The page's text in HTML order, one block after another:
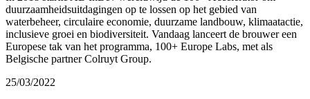
duurzaamheidsuitdagingen op te lossen op het gebied van
waterbeheer, circulaire economie, duurzame landbouw, klimaatactie,
inclusieve groei en biodiversiteit. Vandaag lanceert de brouwer een
Europese tak van het programma, 100+ Europe Labs, met als
Belgische partner Colruyt Group.
25/03/2022